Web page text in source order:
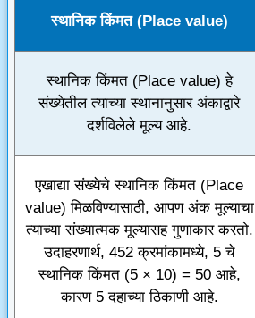
स्थानिक किंमत (Place value)
स्थानिक किंमत (Place value) हे
संख्येतील त्याच्या स्थानानुसार अंकाद्वारे
दर्शविलेले मूल्य आहे.
एखाद्या संख्येचे स्थानिक किंमत (Place
value) मिळविण्यासाठी, आपण अंक मूल्याचा
त्याच्या संख्यात्मक मूल्यासह गुणाकार करतो.
उदाहरणार्थ, 452 क्रमांकामध्ये, 5 चे
स्थानिक किंमत (5 × 10) = 50 आहे,
कारण 5 दहाच्या ठिकाणी आहे.